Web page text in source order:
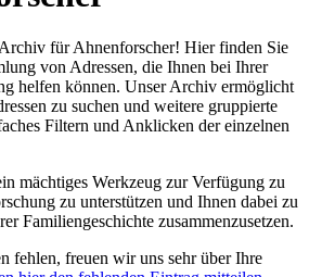
für Ahnenforscher! Hier finden Sie
von Adressen, die Ihnen bei Ihrer
helfen können. Unser Archiv ermöglicht
zu suchen und weitere gruppierte
Filtern und Anklicken der einzelnen
mächtiges Werkzeug zur Verfügung zu
zu unterstützen und Ihnen dabei zu
Familiengeschichte zusammenzusetzen.
fehlen, freuen wir uns sehr über Ihre